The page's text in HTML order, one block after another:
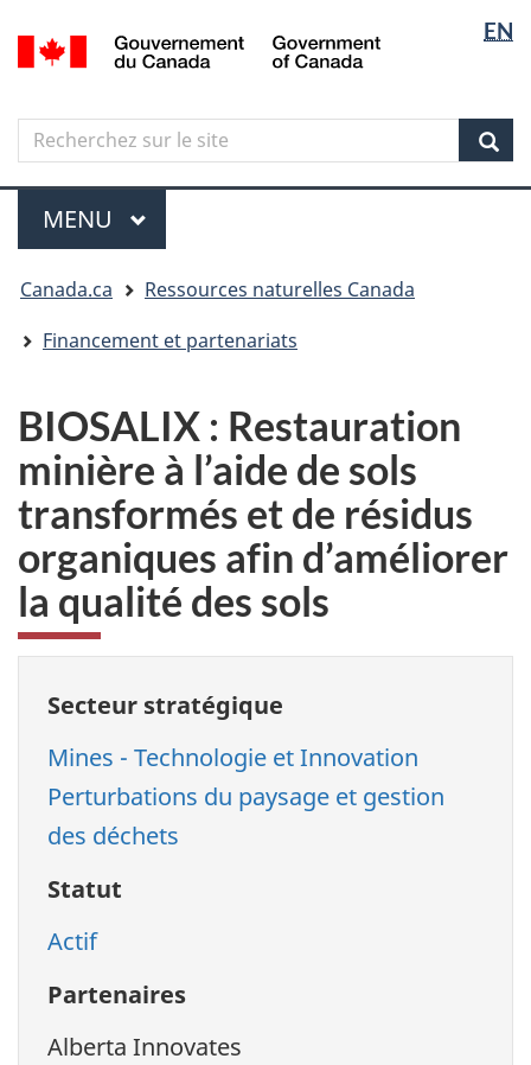
Aller
au
principal
Skip
to
government"
Passer
à
version
simplifiée
langue
EN
Canada
Search
Recherchez
sur
le
site
Menu
MENU PRINCIPAL
êtes
ici
Canada.ca
Ressources naturelles Canada
Financement et partenariats
BIOSALIX : Restauration
minière à l’aide de sols
transformés et de résidus
organiques afin d’améliorer
la qualité des sols
Secteur stratégique
Mines - Technologie et Innovation
Perturbations du paysage et gestion
des déchets
Statut
Actif
Partenaires
Alberta Innovates